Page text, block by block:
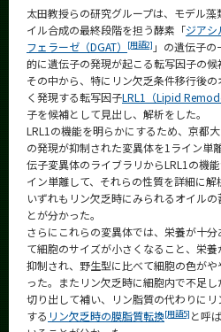
太田教授らの研究グループは、モデル
イル合成の最終段階を担う酵素「ジアシ
フェラーゼ（DGAT）
[用語2] 」の遺伝子の
的に遺伝子の発現が起こる転写因子の
その中から、特にリン欠乏条件移行後
く発現する転写因子LRL1（Lipid
子を候補として見出し、解析をした。
LRL1の機能を明らかにするため、京都
の発現が抑制された変異体を1ライン単
伝子変異体のライブラリからLRL1の機
イン単離して、それらの性質を詳細に
いずれもリン欠乏時にみられるオイル
とが分かった。
さらにこれらの変異体では、栄養が十
て細胞のサイズが小さくなること、栄
抑制され、野生型に比べて細胞の色が
った。またリン欠乏時に細胞内で不足
切り出して補い、リン脂質の代わりに
する リン欠乏時の膜脂質転換[用語5] と呼